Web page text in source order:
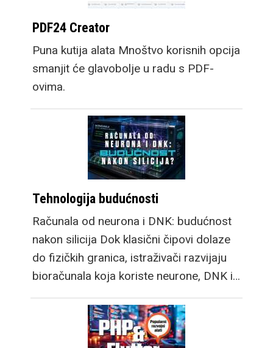
PDF24 Creator
Puna kutija alata Mnoštvo korisnih opcija
smanjit će glavobolje u radu s PDF-
ovima.
Tehnologija budućnosti
Računala od neurona i DNK: budućnost
nakon silicija Dok klasični čipovi dolaze
do fizičkih granica, istraživači razvijaju
bioračunala koja koriste neurone, DNK i…